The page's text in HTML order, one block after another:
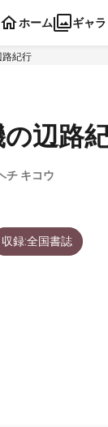
ホーム ギャ
路紀行
辺路
チ キコウ
収録:全国書誌